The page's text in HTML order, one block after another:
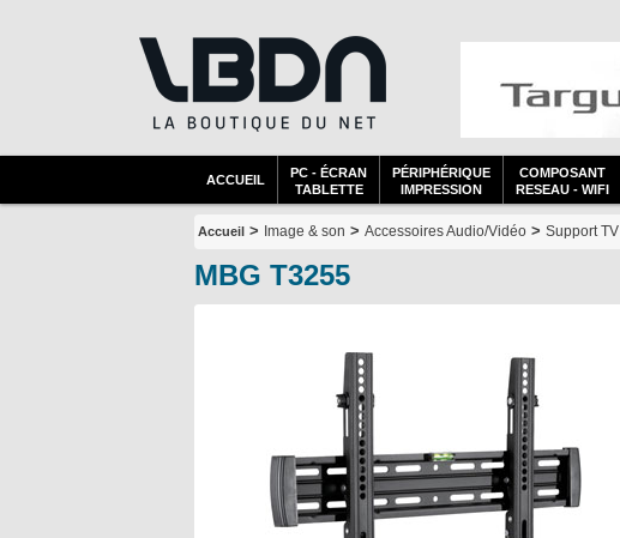
ACCUEIL
PC - ÉCRAN
TABLETTE
PÉRIPHÉRIQUE
IMPRESSION
COMPOSANT
RESEAU - WIFI
Accueil > Image & son > Accessoires Audio/Vidéo > Support TV
MBG T3255